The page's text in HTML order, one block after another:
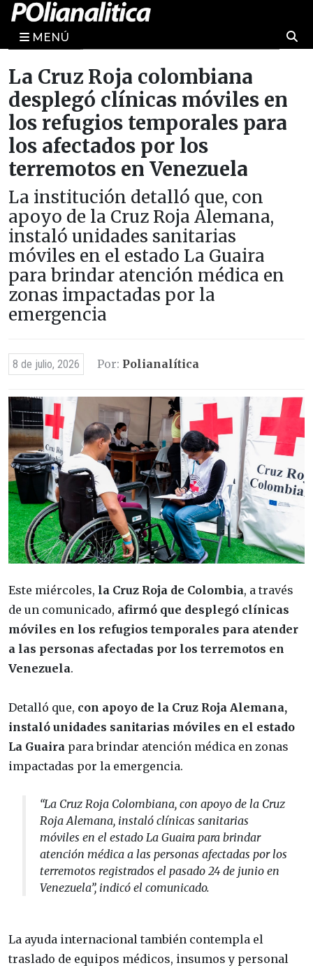
MENÚ
La Cruz Roja colombiana
desplegó clínicas móviles en
los refugios temporales para
los afectados por los
terremotos en Venezuela
La institución detalló que, con
apoyo de la Cruz Roja Alemana,
instaló unidades sanitarias
móviles en el estado La Guaira
para brindar atención médica en
zonas impactadas por la
emergencia
8 de julio, 2026 Por: Polianalítica
Este miércoles, la Cruz Roja de Colombia, a través
de un comunicado, afirmó que desplegó clínicas
móviles en los refugios temporales para atender
a las personas afectadas por los terremotos en
Venezuela.
Detalló que, con apoyo de la Cruz Roja Alemana,
instaló unidades sanitarias móviles en el estado
La Guaira para brindar atención médica en zonas
impactadas por la emergencia.
“La Cruz Roja Colombiana, con apoyo de la Cruz
Roja Alemana, instaló clínicas sanitarias
móviles en el estado La Guaira para brindar
atención médica a las personas afectadas por los
terremotos registrados el pasado 24 de junio en
Venezuela”, indicó el comunicado.
La ayuda internacional también contempla el
traslado de equipos médicos, insumos y personal